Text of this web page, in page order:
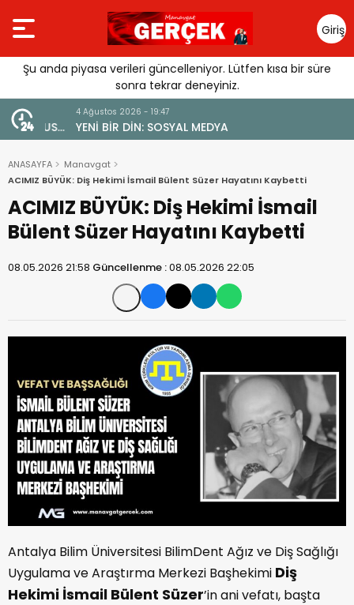
Giriş
Yap
Şu anda piyasa verileri güncelleniyor. Lütfen kısa bir süre
sonra tekrar deneyiniz.
4 Ağustos 2026 - 19:47
YENİ BİR DİN: SOSYAL MEDYA
ANASAYFA
Manavgat
ACIMIZ BÜYÜK: Diş Hekimi İsmail Bülent Süzer Hayatını Kaybetti
ACIMIZ BÜYÜK: Diş Hekimi İsmail
Bülent Süzer Hayatını Kaybetti
08.05.2026 21:58 Güncellenme :08.05.2026 22:05
Antalya Bilim Üniversitesi BilimDent Ağız ve Diş Sağlığı
Uygulama ve Araştırma Merkezi Başhekimi Diş
Hekimi İsmail Bülent Süzer’in ani vefatı, başta